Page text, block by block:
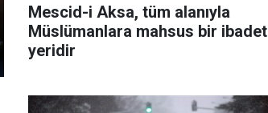
Mescid-i Aksa, tüm alanıyla
Müslümanlara mahsus bir ibadet
yeridir